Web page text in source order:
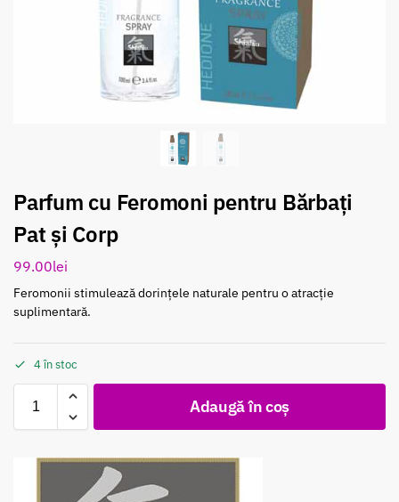
Parfum cu Feromoni pentru Bărbați
Pat și Corp
99.00lei
Feromonii stimulează dorințele naturale pentru o atracție
suplimentară.
4 în stoc
Adaugă în coș